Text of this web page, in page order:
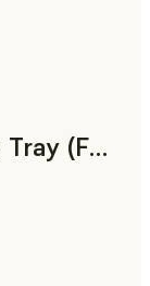
IBT Flex Indirect Bonding Tray (Form 4)